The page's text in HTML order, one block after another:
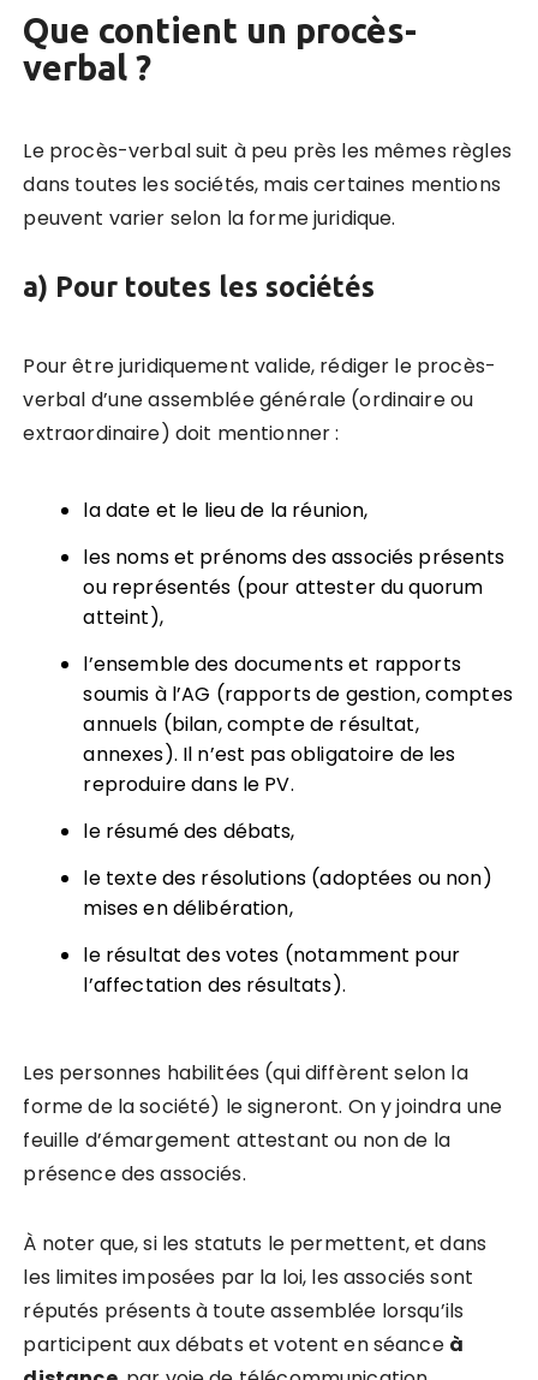
Que contient un procès-
verbal ?
Le procès-verbal suit à peu près les mêmes règles
dans toutes les sociétés, mais certaines mentions
peuvent varier selon la forme juridique.
a) Pour toutes les sociétés
Pour être juridiquement valide, rédiger le procès-
verbal d’une assemblée générale (ordinaire ou
extraordinaire) doit mentionner :
la date et le lieu de la réunion,
les noms et prénoms des associés présents
ou représentés (pour attester du quorum
atteint),
l’ensemble des documents et rapports
soumis à l’AG (rapports de gestion, comptes
annuels (bilan, compte de résultat,
annexes). Il n’est pas obligatoire de les
reproduire dans le PV.
le résumé des débats,
le texte des résolutions (adoptées ou non)
mises en délibération,
le résultat des votes (notamment pour
l’affectation des résultats).
Les personnes habilitées (qui diffèrent selon la
forme de la société) le signeront. On y joindra une
feuille d’émargement attestant ou non de la
présence des associés.
À noterque, si les statuts le permettent, et dans
les limites imposées par la loi, les associés sont
réputés présents à toute assemblée lorsqu’ils
participent aux débats et votent en séance à